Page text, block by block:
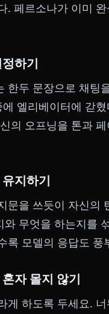
. 페르소나가 이미
하기
한두 문장으로 채팅
엘리베이터에 갇
의 오프닝을 톤과
지하기
문을 쓰듯이 자신의
와 무엇을 하는지를
록 모델의 응답도 풍
자 몰지 않기
게 하도록 두세요.